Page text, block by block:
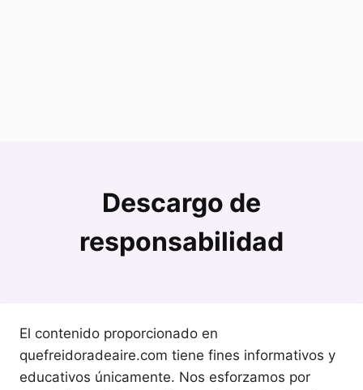
Descargo de
responsabilidad
El contenido proporcionado en
quefreidoradeaire.com tiene fines informativos y
educativos únicamente. Nos esforzamos por